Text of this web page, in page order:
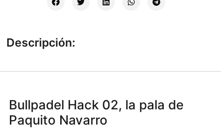
Descripción:
Bullpadel Hack 02, la pala de
Paquito Navarro